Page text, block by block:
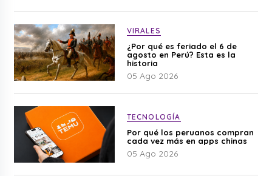
VIRALES
¿Por qué es feriado el 6 de
agosto en Perú? Esta es la
historia
05 Ago 2026
TECNOLOGÍA
Por qué los peruanos compran
cada vez más en apps chinas
05 Ago 2026